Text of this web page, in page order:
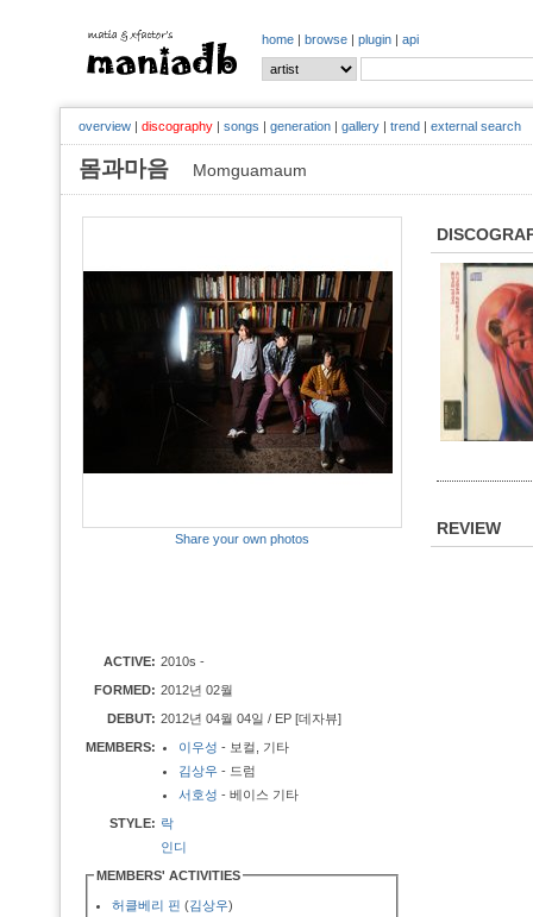
home | browse | plugin | api
overview | discography | songs | generation | gallery | trend | external search
몸과마음 Momguamaum
Share your own photos
ACTIVE: 2010s -
FORMED: 2012년 02월
DEBUT: 2012년 04월 04일 / EP [데자뷰]
MEMBERS:
이우성 - 보컬, 기타
김상우 - 드럼
서호성 - 베이스 기타
STYLE: 락
인디
MEMBERS' ACTIVITIES
허클베리 핀 (김상우)
REVIEW